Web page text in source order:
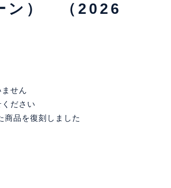
ン） （2026
せん
ださい
品を復刻しました